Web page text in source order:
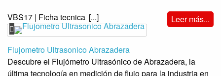
VBS17 | Ficha tecnica [...] Leer más...
Flujometro Ultrasonico Abrazadera
Descubre el Flujómetro Ultrasónico de Abrazadera, la
última tecnología en medición de flujo para la industria en